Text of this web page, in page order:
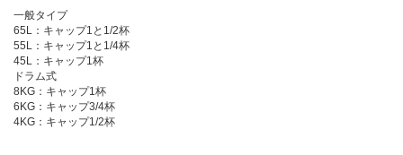
一般タイプ
65L：キャップ1と1/2杯
55L：キャップ1と1/4杯
45L：キャップ1杯
ドラム式
8KG：キャップ1杯
6KG：キャップ3/4杯
4KG：キャップ1/2杯